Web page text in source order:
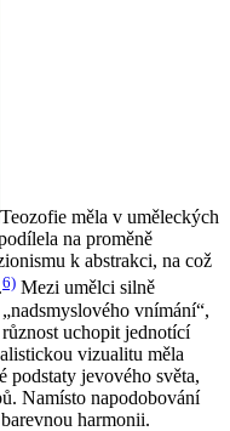
Teozofie měla v uměleckých
na proměně
k abstrakci, na což
6) Mezi umělci silně
vnímání“,
uchopit jednotící
vizualitu měla
podstaty jevového světa,
Namísto napodobování
harmonii.